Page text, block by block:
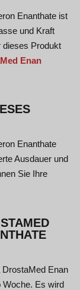
Enanthate ist
und Kraft
dieses Produkt
Enan
Enanthate
Ausdauer und
Sie Ihre
Enan
Woche. Es wird